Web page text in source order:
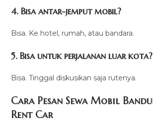
4. Bisa antar-jemput mobil?
Bisa. Ke hotel, rumah, atau bandara.
5. Bisa untuk perjalanan luar kota?
Bisa. Tinggal diskusikan saja rutenya.
Cara Pesan Sewa Mobil
Rent Car